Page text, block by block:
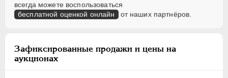
всегда можете воспользоваться
бесплатной оценкой онлайн от наших партнёров.
Зафиксированные продажи и цены на
аукционах